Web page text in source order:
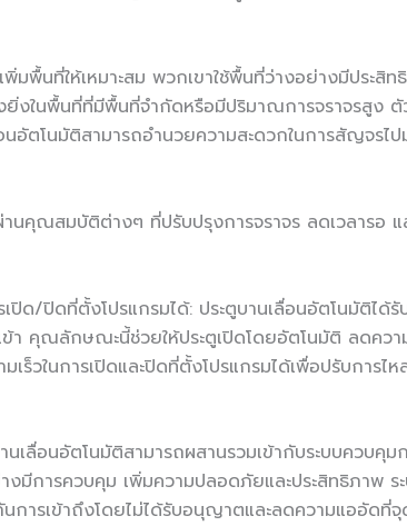
พิ่มพื้นที่ให้เหมาะสม พวกเขาใช้พื้นที่ว่างอย่างมีประสิ
ยิ่งในพื้นที่ที่มีพื้นที่จำกัดหรือมีปริมาณการจราจรสูง
อัตโนมัติสามารถอำนวยความสะดวกในการสัญจรไ
นคุณสมบัติต่างๆ ที่ปรับปรุงการจราจร ลดเวลารอ
รเปิด/ปิดที่ตั้งโปรแกรมได้: ประตูบานเลื่อนอัตโนมัติไ
ข้า คุณลักษณะนี้ช่วยให้ประตูเปิดโดยอัตโนมัติ ลดคว
วในการเปิดและปิดที่ตั้งโปรแกรมได้เพื่อปรับการไห
เลื่อนอัตโนมัติสามารถผสานรวมเข้ากับระบบควบคุ
งมีการควบคุม เพิ่มความปลอดภัยและประสิทธิภาพ ร
ารเข้าถึงโดยไม่ได้รับอนุญาตและลดความแออัดที่จุ